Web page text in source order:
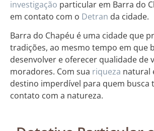
investigação particular em Barra do
em contato com o Detran da cidade.
Barra do Chapéu é uma cidade que
tradições, ao mesmo tempo em que
desenvolver e oferecer qualidade de
moradores. Com sua riqueza natural
destino imperdível para quem busca
contato com a natureza.